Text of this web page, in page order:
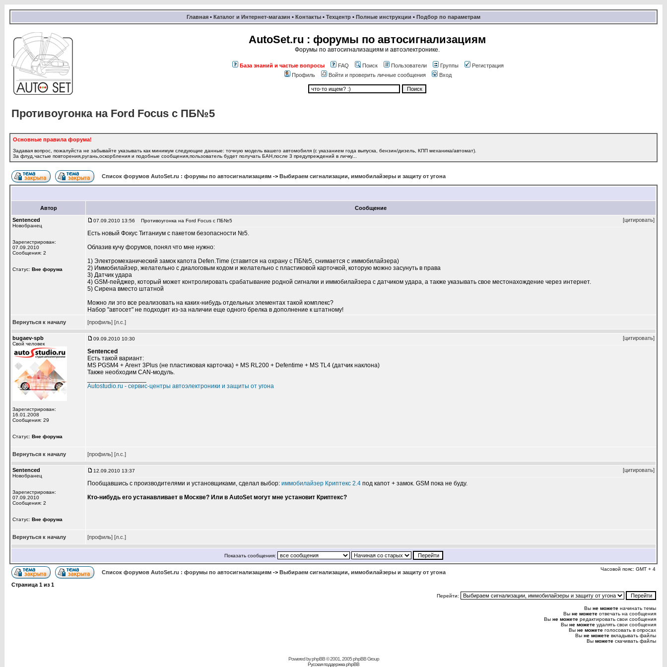
Главная • Каталог и Интернет-магазин • Контакты • Техцентр • Полные инструкции • Подбор по параметрам
AutoSet.ru : форумы по автосигнализациям
Форумы по автосигнализациям и автоэлектронике.
База знаний и частые вопросы FAQ Поиск Пользователи Группы
Регистрация
Профиль
Войти и проверить личные сообщения Вход
Противоугонка на Ford Focus с ПБ№5
Основные правила форума!
Задавая вопрос, пожалуйста не забывайте указывать как минимум следующие данные: точную модель вашего автомобиля (с указанием года выпуска, бензин/дизель, КПП механика/автомат).
За флуд,частые повторения,ругань,оскорбления и подобные сообщения,пользователь будет получать БАН,после 3 предупреждений в личку...
Список форумов AutoSet.ru : форумы по автосигнализациям -> Выбираем сигнализации, иммобилайзеры и защиту от угона
Автор
Сообщение
Sentenced
Новобранец
Зарегистрирован:
07.09.2010
Сообщения: 2
Статус: Вне форума
07.09.2010 13:56 Противоугонка на Ford Focus с ПБ№5 [цитировать]
Есть новый Фокус Титаниум с пакетом безопасности №5.
Облазив кучу форумов, понял что мне нужно:
1) Электромеханический замок капота Defen.Time (ставится на охрану с ПБ№5, снимается с иммобилайзера)
2) Иммобилайзер, желательно с диалоговым кодом и желательно с пластиковой карточкой, которую можно засунуть в права
3) Датчик удара
4) GSM-пейджер, который может контролировать срабатывание родной сигналки и иммобилайзера с датчиком удара, а также указывать свое местонахождение через интернет.
5) Сирена вместо штатной
Можно ли это все реализовать на каких-нибудь отдельных элементах такой комплекс?
Набор "автосет" не подходит из-за наличии еще одного брелка в дополнение к штатному!
Вернуться к началу [профиль] [л.с.]
bugaev-spb
Свой человек
Зарегистрирован:
16.01.2008
Сообщения: 29
Статус: Вне форума
09.09.2010 10:30 [цитировать]
Sentenced
Есть такой вариант:
MS PGSM4 + Агент 3Plus (не пластиковая карточка) + MS RL200 + Defentime + MS TL4 (датчик наклона)
Также необходим CAN-модуль.
Autostudio.ru - сервис-центры автоэлектроники и защиты от угона
Вернуться к началу [профиль] [л.с.]
Sentenced
Новобранец
Зарегистрирован:
07.09.2010
Сообщения: 2
Статус: Вне форума
12.09.2010 13:37 [цитировать]
Пообщавшись с производителями и установщиками, сделал выбор: иммобилайзер Криптекс 2.4 под капот + замок. GSM пока не буду.
Кто-нибудь его устанавливает в Москве? Или в AutoSet могут мне установит Криптекс?
Вернуться к началу [профиль] [л.с.]
Показать сообщения:
Список форумов AutoSet.ru : форумы по автосигнализациям -> Выбираем сигнализации, иммобилайзеры и защиту от угона
Часовой пояс: GMT + 4
Страница 1 из 1
Перейти:
Вы не можете начинать темы
Вы не можете отвечать на сообщения
Вы не можете редактировать свои сообщения
Вы не можете удалять свои сообщения
Вы не можете голосовать в опросах
Вы не можете вкладывать файлы
Вы можете скачивать файлы
Powered byphpBB© 2001, 2005 phpBB Group
Русская поддержка phpBB